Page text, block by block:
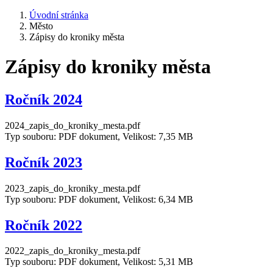
Úvodní stránka
Město
Zápisy do kroniky města
Zápisy do kroniky města
Ročník 2024
2024_zapis_do_kroniky_mesta.pdf
Typ souboru: PDF dokument, Velikost: 7,35 MB
Ročník 2023
2023_zapis_do_kroniky_mesta.pdf
Typ souboru: PDF dokument, Velikost: 6,34 MB
Ročník 2022
2022_zapis_do_kroniky_mesta.pdf
Typ souboru: PDF dokument, Velikost: 5,31 MB